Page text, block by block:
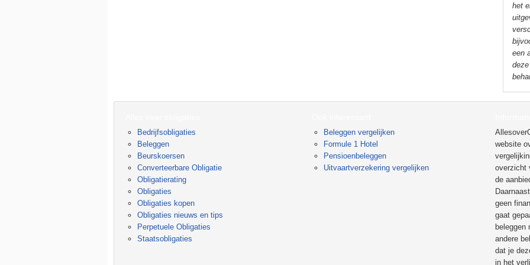
het
een
Bedrijfsobligaties
Beleggen
Beurskoersen
Converteerbare Obligatie
Obligatierating
Obligaties
Obligaties kopen
Obligaties nieuws en tips
Perpetuele Obligaties
Staatsobligaties
Beleggen vergelijken
Formule 1 Hotel
Pensioenbeleggen
Uitvaartverzekering vergelijken
website
overzicht
de
geen
gaat
beleggen
andere
dat je
in het